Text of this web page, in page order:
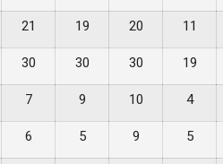
21 19 20 11
30 30 30 19
7 9 10 4
6 5 9 5